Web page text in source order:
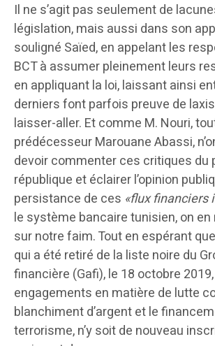
Il ne s’agit pas seulement de
législation, mais aussi dans son
souligné Saïed, en appelant les
BCT à assumer pleinement leurs
en appliquant la loi, laissant ainsi
derniers font parfois preuve de
laisser-aller. Et comme M. Nouri,
prédécesseur Marouane Abassi,
devoir commenter ces critiques du
république et éclairer l’opinion
persistance de ces «flux financiers
le système bancaire tunisien, on
sur notre faim. Tout en espérant
qui a été retiré de la liste noire du
financière (Gafi), le 18 octobre
engagements en matière de lutte
blanchiment d’argent et le
terrorisme, n’y soit de nouveau